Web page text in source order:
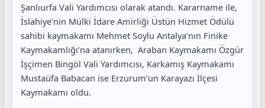
Şanlıurfa Vali Yardımcısı olarak atandı. Kararname ile,
İslahiye’nin Mülki İdare Amirliği Üstün Hizmet Ödülü
sahibi kaymakamı Mehmet Soylu Antalya’nın Finike
Kaymakamlığı’na atanırken, Araban Kaymakamı Özgür
İşçimen Bingöl Vali Yardımcısı, Karkamış Kaymakamı
Mustaüfa Babacan ise Erzurum’un Karayazı İlçesi
Kaymakamı oldu.